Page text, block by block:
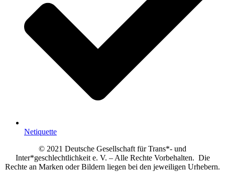
Netiquette
© 2021 Deutsche Gesellschaft für Trans*- und
Inter*geschlechtlichkeit e. V. – Alle Rechte Vorbehalten. Die
Rechte an Marken oder Bildern liegen bei den jeweiligen Urhebern.